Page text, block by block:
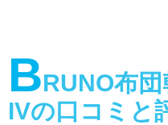
BRUNO布
IVの口コミと